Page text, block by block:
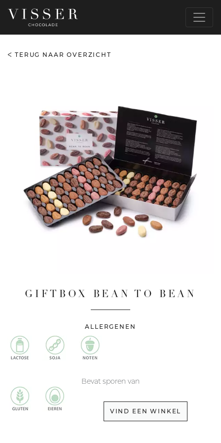
TERUG NAAR OVERZICHT
GIFTBOX BEAN TO BEAN
ALLERGENEN
Bevat sporen van
VIND EEN WINKEL